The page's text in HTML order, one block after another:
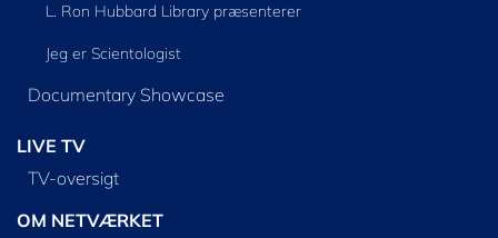
L. Ron Hubbard Library præsenterer
Jeg er Scientologist
Documentary Showcase
LIVE TV
TV-oversigt
OM NETVÆRKET